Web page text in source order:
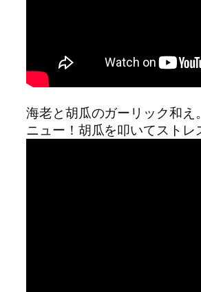
海老と胡瓜のガーリック和え
ニュー！胡瓜を叩いてストレ